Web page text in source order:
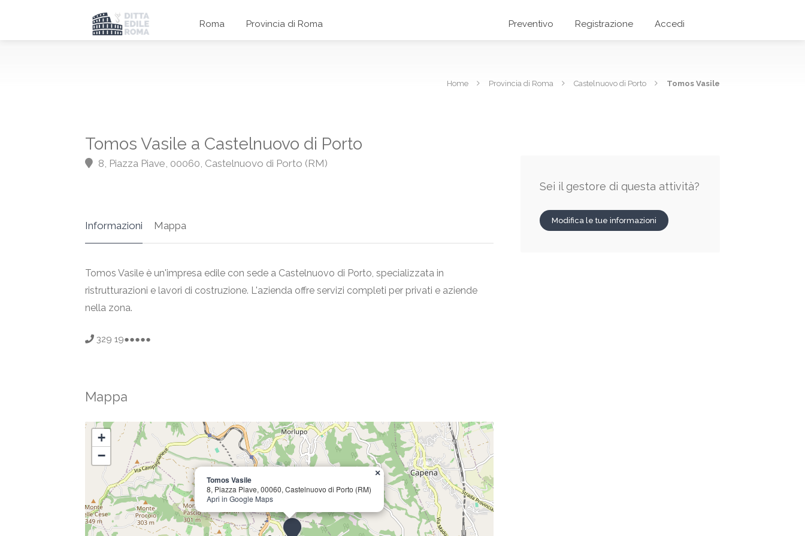
Roma Provincia di Roma Preventivo Registrazione Accedi
Home Provincia di Roma Castelnuovo di Porto Tomos Vasile
Tomos Vasile a Castelnuovo di Porto
8, Piazza Piave, 00060, Castelnuovo di Porto (RM)
Informazioni Mappa
Tomos Vasile è un'impresa edile con sede a Castelnuovo di Porto, specializzata in
ristrutturazioni e lavori di costruzione. L'azienda offre servizi completi per privati e aziende
nella zona.
329 19●●●●●
Mappa
Tomos Vasile
8, Piazza Piave, 00060, Castelnuovo di Porto (RM)
Apri in Google Maps
×
+
−
Sei il gestore di questa attività?
Modifica le tue informazioni